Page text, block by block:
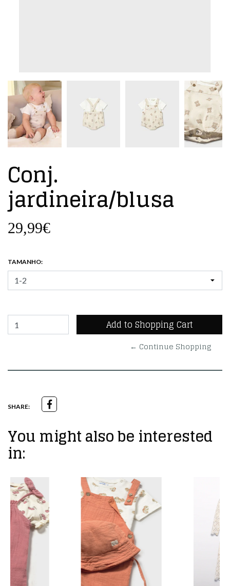
Conj.
jardineira/blusa
29,99€
TAMANHO:
← Continue Shopping
SHARE:
You might also be interested
in: